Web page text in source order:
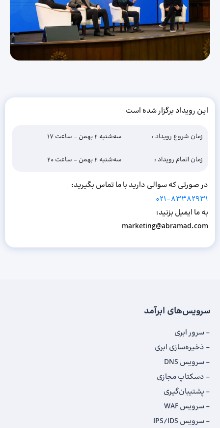
این رویداد برگزار شده است
زمان شروع رویداد : سه‌شنبه ۲ بهمن - ساعت ۱۷
زمان اتمام رویداد : سه‌شنبه ۲ بهمن - ساعت ۲۰
در صورتی که سوالی دارید با ما تماس بگیرید:
021-83382931
به ما ایمیل بزنید:
marketing@abramad.com
سرویس‌های ابرآمد
سرور ابری
ذخیره‌سازی ابری
سرویس DNS
دسکتاپ مجازی
پشتیبان‌گیری
سرویس WAF
سرویس IPS/IDS